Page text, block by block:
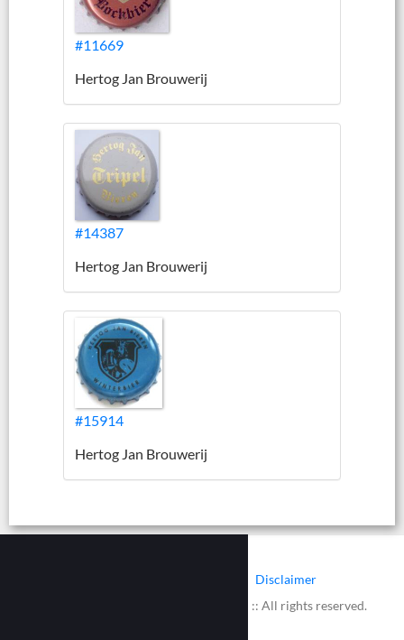
#11669
Hertog Jan Brouwerij
#14387
Hertog Jan Brouwerij
#15914
Hertog Jan Brouwerij
Disclaimer
© 2002 - 2026 :: www.bieretiketten.nl :: All rights reserved.